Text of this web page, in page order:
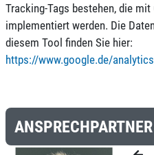
Tracking-Tags bestehen, die
implementiert werden. Die
diesem Tool finden Sie hier:
https://www.google.de/
ANSPRECHPARTNER